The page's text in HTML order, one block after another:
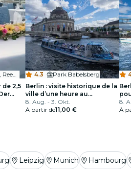
Caprivibrücke, Reederei Becker
de 2,5
4.3 ·
Park Babelsberg
Berlin : visite historique de la
ville d’une heure au
Nikolaiviertel
8. Aug. - 3. Okt.
À partir de11,00 €
8.
À
Leipzig Munich Hambourg